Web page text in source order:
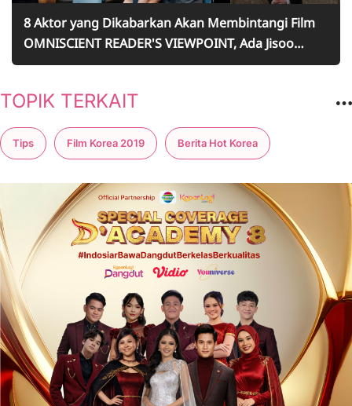
8 Aktor yang Dikabarkan Akan Membintangi Film
OMNISCIENT READER'S VIEWPOINT, Ada Jisoo
BLACKPINK - Lee Min Ho
TOPIK TERKAIT
Tips Film Korea 2019 Berita Hot Korea